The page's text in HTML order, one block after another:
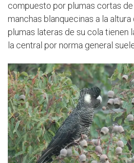
compuesto por plumas cortas
manchas blanquecinas a la
plumas lateras de su cola tienen
la central por norma general